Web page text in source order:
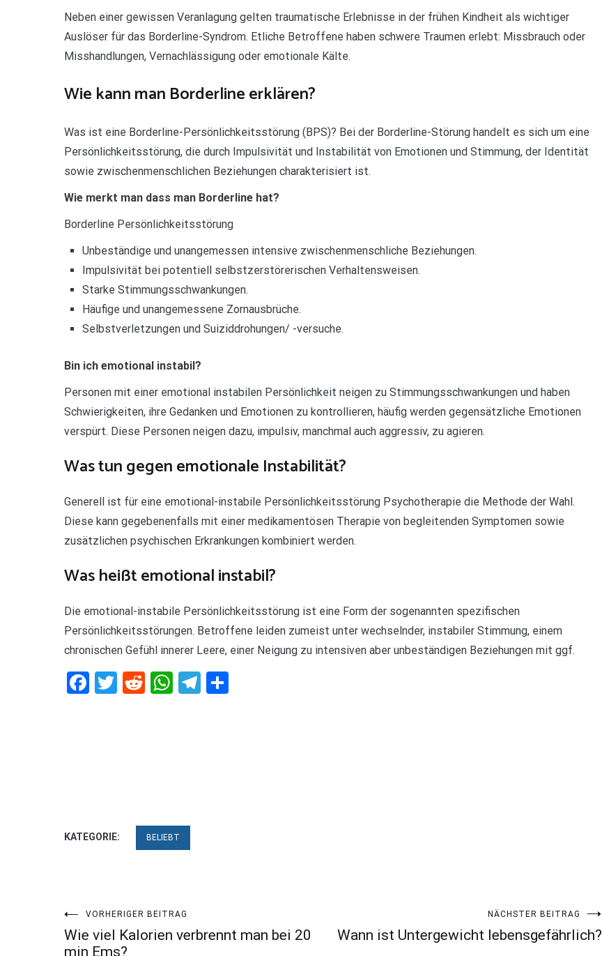
Neben einer gewissen Veranlagung gelten traumatische Erlebnisse in der frühen Kindheit als wichtiger
Auslöser für das Borderline-Syndrom. Etliche Betroffene haben schwere Traumen erlebt: Missbrauch oder
Misshandlungen, Vernachlässigung oder emotionale Kälte.
Wie kann man Borderline erklären?
Was ist eine Borderline-Persönlichkeitsstörung (BPS)? Bei der Borderline-Störung handelt es sich um eine
Persönlichkeitsstörung, die durch Impulsivität und Instabilität von Emotionen und Stimmung, der Identität
sowie zwischenmenschlichen Beziehungen charakterisiert ist.
Wie merkt man dass man Borderline hat?
Borderline Persönlichkeitsstörung
Unbeständige und unangemessen intensive zwischenmenschliche Beziehungen.
Impulsivität bei potentiell selbstzerstörerischen Verhaltensweisen.
Starke Stimmungsschwankungen.
Häufige und unangemessene Zornausbrüche.
Selbstverletzungen und Suiziddrohungen/ -versuche.
Bin ich emotional instabil?
Personen mit einer emotional instabilen Persönlichkeit neigen zu Stimmungsschwankungen und haben
Schwierigkeiten, ihre Gedanken und Emotionen zu kontrollieren, häufig werden gegensätzliche Emotionen
verspürt. Diese Personen neigen dazu, impulsiv, manchmal auch aggressiv, zu agieren.
Was tun gegen emotionale Instabilität?
Generell ist für eine emotional-instabile Persönlichkeitsstörung Psychotherapie die Methode der Wahl.
Diese kann gegebenenfalls mit einer medikamentösen Therapie von begleitenden Symptomen sowie
zusätzlichen psychischen Erkrankungen kombiniert werden.
Was heißt emotional instabil?
Die emotional-instabile Persönlichkeitsstörung ist eine Form der sogenannten spezifischen
Persönlichkeitsstörungen. Betroffene leiden zumeist unter wechselnder, instabiler Stimmung, einem
chronischen Gefühl innerer Leere, einer Neigung zu intensiven aber unbeständigen Beziehungen mit ggf.
Facebook
Twitter
RedditWhatsApp
Telegram
KATEGORIE: BELIEBT
Beitragsnavigation
VORHERIGER BEITRAG
Wie viel Kalorien verbrennt man bei 20
min Ems?
NÄCHSTER BEITRAG
Wann ist Untergewicht lebensgefährlich?